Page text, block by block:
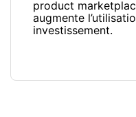
product
augmente
investissement.